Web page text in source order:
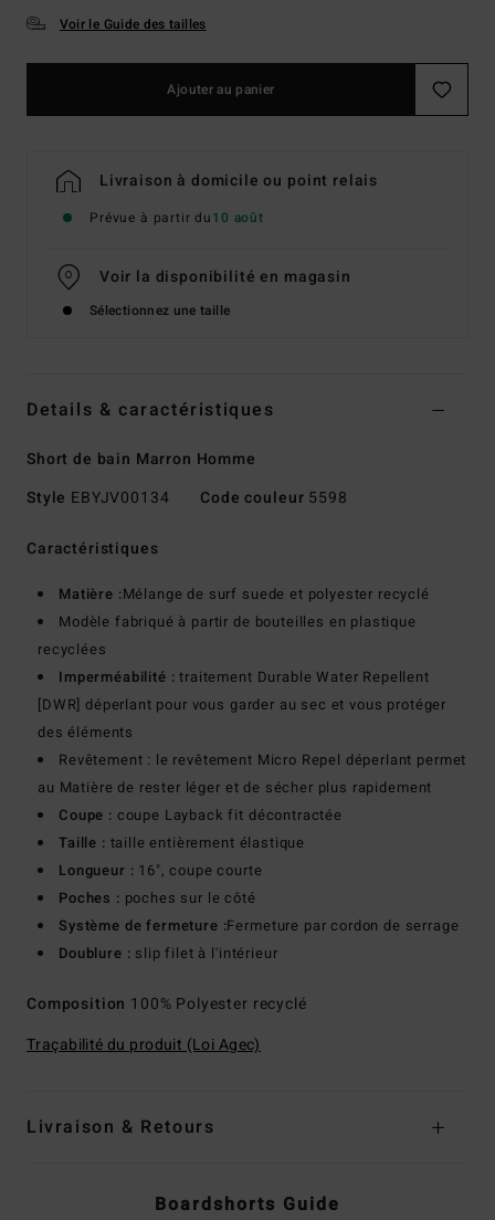
Voir le Guide des tailles
Ajouter au panier
Livraison à domicile ou point relais
Prévue à partir du10 août
Voir la disponibilité en magasin
Sélectionnez une taille
Details & caractéristiques
Short de bain Marron Homme
Style EBYJV00134 Code couleur 5598
Caractéristiques
Matière :Mélange de surf suede et polyester recyclé
Modèle fabriqué à partir de bouteilles en plastique
recyclées
Imperméabilité : traitement Durable Water Repellent
[DWR] déperlant pour vous garder au sec et vous protéger
des éléments
Revêtement : le revêtement Micro Repel déperlant permet
au Matière de rester léger et de sécher plus rapidement
Coupe : coupe Layback fit décontractée
Taille : taille entièrement élastique
Longueur : 16", coupe courte
Poches : poches sur le côté
Système de fermeture :Fermeture par cordon de serrage
Doublure : slip filet à l'intérieur
Composition 100% Polyester recyclé
Traçabilité du produit (Loi Agec)
Livraison & Retours
Boardshorts Guide